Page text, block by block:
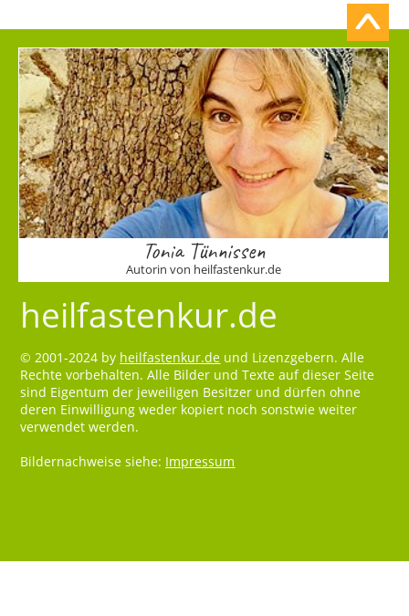
Tonia Tünnissen
Autorin von heilfastenkur.de
heilfastenkur.de
© 2001-2024 by heilfastenkur.de und Lizenzgebern. Alle
Rechte vorbehalten. Alle Bilder und Texte auf dieser Seite
sind Eigentum der jeweiligen Besitzer und dürfen ohne
deren Einwilligung weder kopiert noch sonstwie weiter
verwendet werden.
Bildernachweise siehe: Impressum